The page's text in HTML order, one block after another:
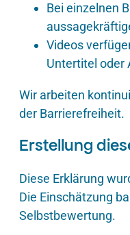
Bei einzelnen
Videos
Untertitel oder
Wir arbeiten
der Barrierefreiheit.
Erstellung
Diese Erklärung
Die Einschätzung
Selbstbewertung.